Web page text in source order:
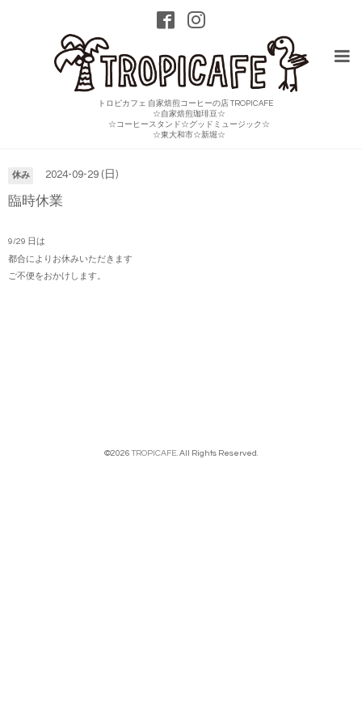
トロピカフェ 自家焙煎コーヒーの店 TROPICAFE
☆自家焙煎珈琲豆☆
☆コーヒースタンド☆グッドミュージック☆
☆東大和市☆新堀☆
休み 2024-09-29 (日)
臨時休業
9/29 日は
都合によりお休みいただきます
ご不便をおかけします。
©2026TROPICAFE . All Rights Reserved.